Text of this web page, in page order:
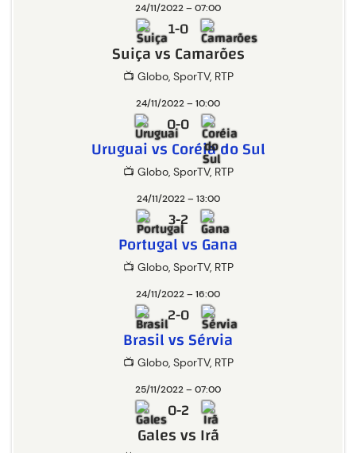
24/11/2022 – 07:00
📺 Globo, SporTV, RTP
1-0
Suiça vs Camarões
24/11/2022 – 10:00
📺 Globo, SporTV, RTP
0-0
Uruguai vs Coréia do Sul
24/11/2022 – 13:00
📺 Globo, SporTV, RTP
3-2
Portugal vs Gana
24/11/2022 – 16:00
📺 Globo, SporTV, RTP
2-0
Brasil vs Sérvia
25/11/2022 – 07:00
0-2
Gales vs Irã